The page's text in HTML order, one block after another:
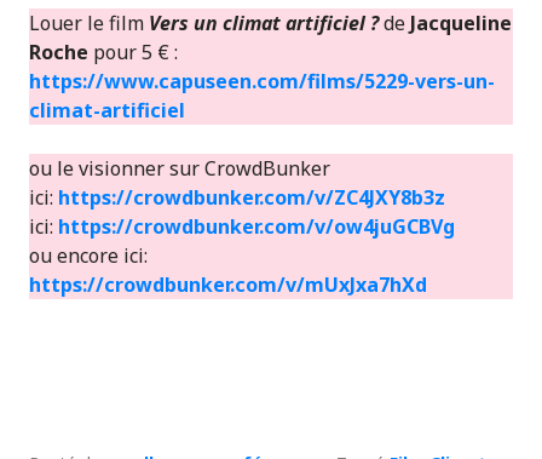
Louer le film Vers un climat artificiel ?de Jacqueline
Roche pour 5 € :
https://www.capuseen.com/films/5229-vers-un-
climat-artificiel
ou le visionner sur CrowdBunker
ici: https://crowdbunker.com/v/ZC4JXY8b3z
ici: https://crowdbunker.com/v/ow4juGCBVg
ou encore ici:
https://crowdbunker.com/v/mUxJxa7hXd